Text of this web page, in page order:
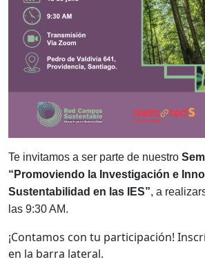
Te invitamos a ser parte de nuestro
“Promoviendo la Investigación e
Sustentabilidad en las IES”, a
las 9:30 AM.
¡Contamos con tu participación!
en la barra lateral.